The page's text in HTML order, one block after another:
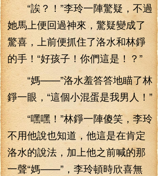
“誒？！”李玲一陣驚疑，不過
她馬上便回過神來，驚疑變成了
驚喜，上前便抓住了洛水和林錚
的手！“好孩子！你們這是！？”
“媽——”洛水羞答答地瞄了林
錚一眼，“這個小混蛋是我男人！”
“嘿嘿！”林錚一陣傻笑，李玲
不用他說也知道，他這是在肯定
洛水的說法，加上他之前喊的那
一聲“媽——”，李玲頓時欣喜無